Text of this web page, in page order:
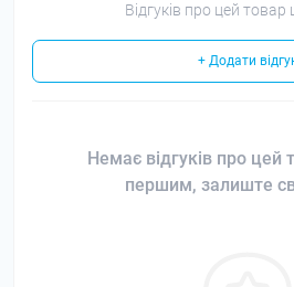
Відгуків про цей товар
+ Додати
Немає відгуків про цей
першим, залиште